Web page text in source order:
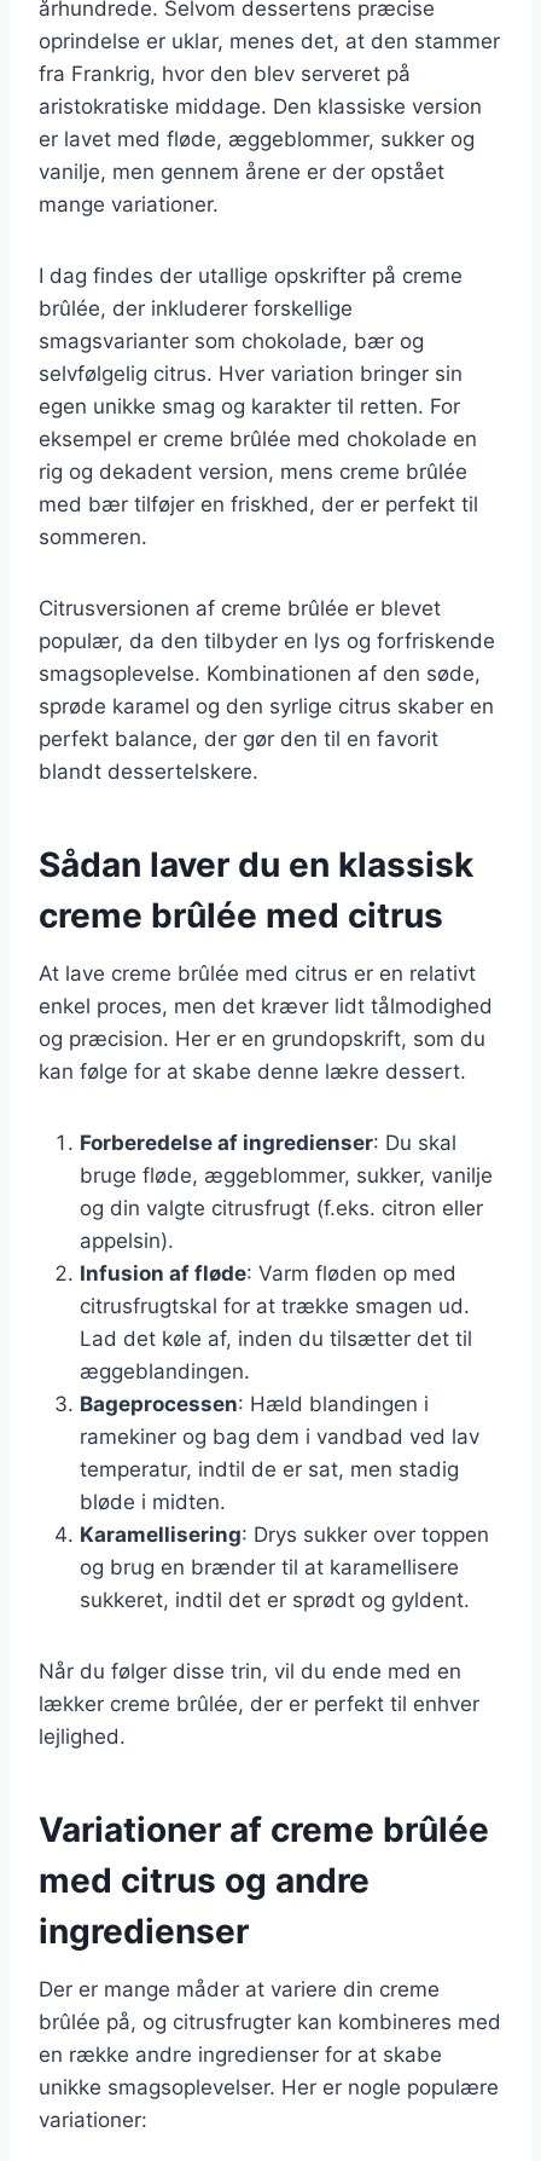
århundrede. Selvom dessertens præcise
oprindelse er uklar, menes det, at den stammer
fra Frankrig, hvor den blev serveret på
aristokratiske middage. Den klassiske version
er lavet med fløde, æggeblommer, sukker og
vanilje, men gennem årene er der opstået
mange variationer.
I dag findes der utallige opskrifter på creme
brûlée, der inkluderer forskellige
smagsvarianter som chokolade, bær og
selvfølgelig citrus. Hver variation bringer sin
egen unikke smag og karakter til retten. For
eksempel er creme brûlée med chokolade en
rig og dekadent version, mens creme brûlée
med bær tilføjer en friskhed, der er perfekt til
sommeren.
Citrusversionen af creme brûlée er blevet
populær, da den tilbyder en lys og forfriskende
smagsoplevelse. Kombinationen af den søde,
sprøde karamel og den syrlige citrus skaber en
perfekt balance, der gør den til en favorit
blandt dessertelskere.
Sådan laver du en klassisk
creme brûlée med citrus
At lave creme brûlée med citrus er en relativt
enkel proces, men det kræver lidt tålmodighed
og præcision. Her er en grundopskrift, som du
kan følge for at skabe denne lækre dessert.
Forberedelse af ingredienser: Du skal
bruge fløde, æggeblommer, sukker, vanilje
og din valgte citrusfrugt (f.eks. citron eller
appelsin).
Infusion af fløde: Varm fløden op med
citrusfrugtskal for at trække smagen ud.
Lad det køle af, inden du tilsætter det til
æggeblandingen.
Bageprocessen: Hæld blandingen i
ramekiner og bag dem i vandbad ved lav
temperatur, indtil de er sat, men stadig
bløde i midten.
Karamellisering: Drys sukker over toppen
og brug en brænder til at karamellisere
sukkeret, indtil det er sprødt og gyldent.
Når du følger disse trin, vil du ende med en
lækker creme brûlée, der er perfekt til enhver
lejlighed.
Variationer af creme brûlée
med citrus og andre
ingredienser
Der er mange måder at variere din creme
brûlée på, og citrusfrugter kan kombineres med
en række andre ingredienser for at skabe
unikke smagsoplevelser. Her er nogle populære
variationer: